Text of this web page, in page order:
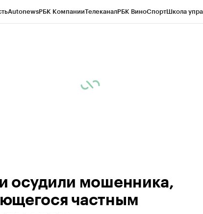
AutonewsРБК КомпанииТелеканалРБК ВиноСпортШкола
осудили мошенника,
частным